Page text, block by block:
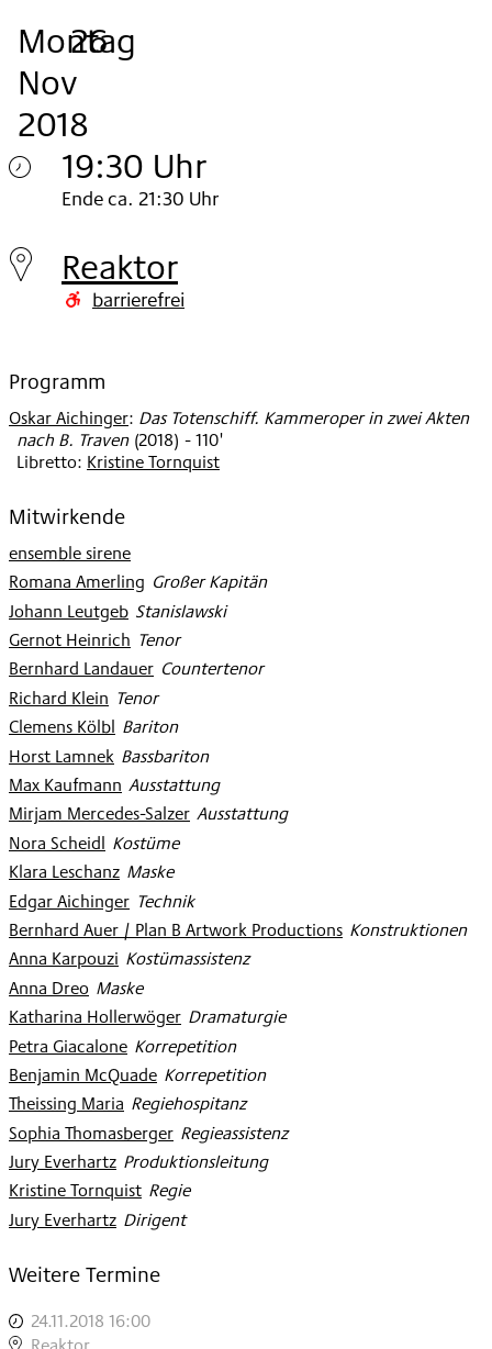
Montag
, 26
.
Nov
2018
.
19:30 Uhr
Montag
26.
Nov
Ende ca. 21:30 Uhr
Reaktor
barrierefrei
Programm
Oskar Aichinger: Das Totenschiff. Kammeroper in zwei Akten
nach B. Traven (2018) - 110'
Libretto: Kristine Tornquist
Mitwirkende
ensemble sirene
Romana Amerling: Großer Kapitän
Johann Leutgeb
: Stanislawski
Gernot Heinrich: Tenor
Bernhard Landauer
: Countertenor
Richard Klein: Tenor
Clemens Kölbl: Bariton
Horst Lamnek
: Bassbariton
Max Kaufmann: Ausstattung
Mirjam Mercedes-Salzer
: Ausstattung
Nora Scheidl: Kostüme
Klara Leschanz
: Maske
Edgar Aichinger
: Technik
Bernhard Auer / Plan B Artwork Productions
: Konstruktionen
Anna Karpouzi: Kostümassistenz
Anna Dreo: Maske
Katharina Hollerwöger
: Dramaturgie
Petra Giacalone
: Korrepetition
Benjamin McQuade
: Korrepetition
Theissing Maria: Regiehospitanz
Sophia Thomasberger
: Regieassistenz
Jury Everhartz
: Produktionsleitung
Kristine Tornquist
: Regie
Jury Everhartz
: Dirigent
Weitere Termine
24.11.2018 16:00